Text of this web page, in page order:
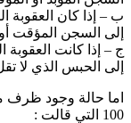
ب – إذا كان العقوبة
إلى السجن المؤقت
ج – إذا كانت العقوبة
إلى الحبس الذي لا
اما حالة وجود ظرف
100 التي قالت :